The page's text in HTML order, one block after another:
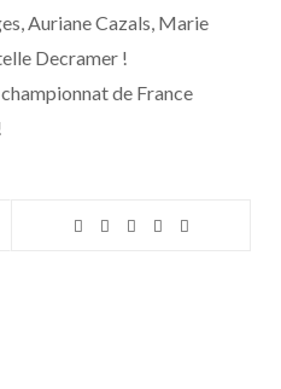
Auriane Cazals, Marie
Decramer !
de France